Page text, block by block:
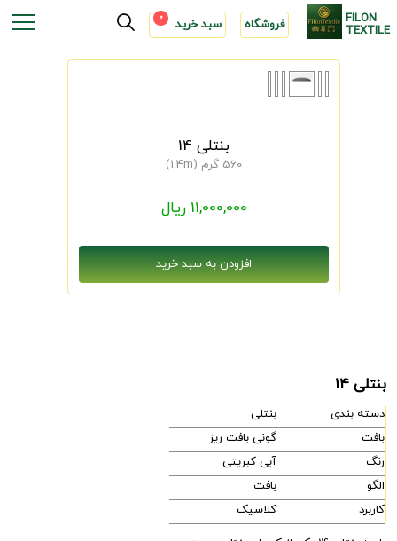
FILON
TEXTILE فروشگاه سبد خرید 0
بنتلی 14
560 گرم (1.4m)
11,000,000 ریال
بنتلی 14
دسته بندی
بنتلی
بافت
گونی بافت ریز
رنگ
آبی کبریتی
الگو
بافت
کاربرد
کلاسیک